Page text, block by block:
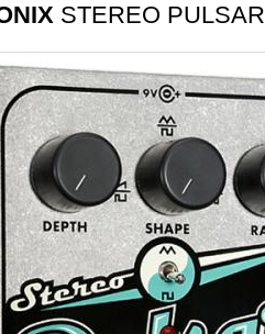
STEREO PULSAR